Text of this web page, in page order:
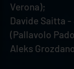
Verona);
Davide Saitta
(Pallavolo
Aleks